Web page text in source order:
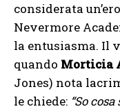
considerata
Nevermore
la entusiasma. Il
quando Morticia
Jones) nota
le chiede: “So